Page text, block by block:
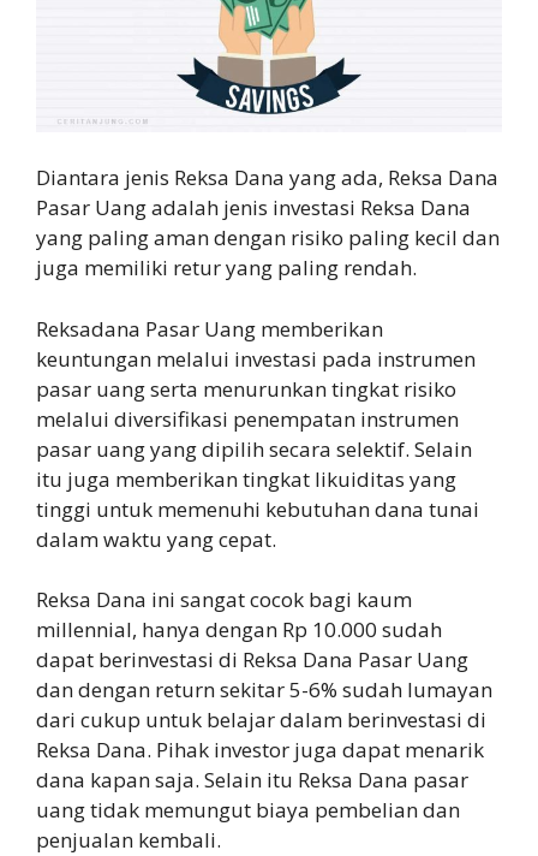
Diantara jenis Reksa Dana yang ada, Reksa Dana
Pasar Uang adalah jenis investasi Reksa Dana
yang paling aman dengan risiko paling kecil dan
juga memiliki retur yang paling rendah.
Reksadana Pasar Uang memberikan
keuntungan melalui investasi pada instrumen
pasar uang serta menurunkan tingkat risiko
melalui diversifikasi penempatan instrumen
pasar uang yang dipilih secara selektif. Selain
itu juga memberikan tingkat likuiditas yang
tinggi untuk memenuhi kebutuhan dana tunai
dalam waktu yang cepat.
Reksa Dana ini sangat cocok bagi kaum
millennial, hanya dengan Rp 10.000 sudah
dapat berinvestasi di Reksa Dana Pasar Uang
dan dengan return sekitar 5-6% sudah lumayan
dari cukup untuk belajar dalam berinvestasi di
Reksa Dana. Pihak investor juga dapat menarik
dana kapan saja. Selain itu Reksa Dana pasar
uang tidak memungut biaya pembelian dan
penjualan kembali.